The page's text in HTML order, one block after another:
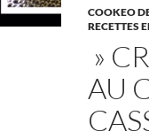
COOKEO
RECETTES
»
AU